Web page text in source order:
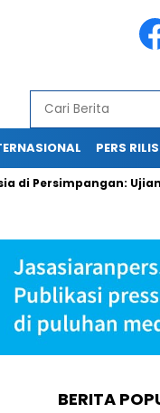
PERS RILIS
Ujian
BERITA